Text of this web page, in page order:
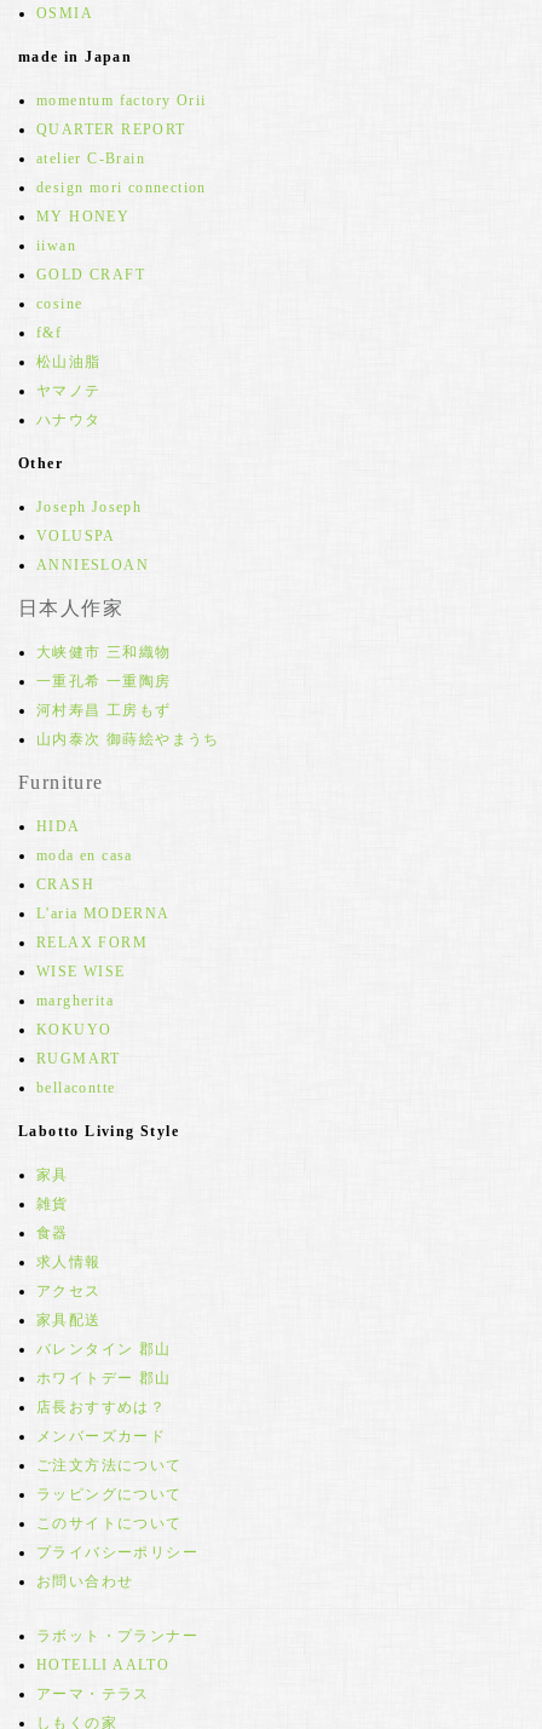
OSMIA
made in Japan
momentum factory Orii
QUARTER REPORT
atelier C-Brain
design mori connection
MY HONEY
iiwan
GOLD CRAFT
cosine
f&f
松山油脂
ヤマノテ
ハナウタ
Other
Joseph Joseph
VOLUSPA
ANNIESLOAN
日本人作家
大峡健市 三和織物
一重孔希 一重陶房
河村寿昌 工房もず
山内泰次 御蒔絵やまうち
Furniture
HIDA
moda en casa
CRASH
L'aria MODERNA
RELAX FORM
WISE WISE
margherita
KOKUYO
RUGMART
bellacontte
Labotto Living Style
家具
雑貨
食器
求人情報
アクセス
家具配送
バレンタイン 郡山
ホワイトデー 郡山
店長おすすめは？
メンバーズカード
ご注文方法について
ラッピングについて
このサイトについて
プライバシーポリシー
お問い合わせ
ラボット・プランナー
HOTELLI AALTO
アーマ・テラス
しもくの家